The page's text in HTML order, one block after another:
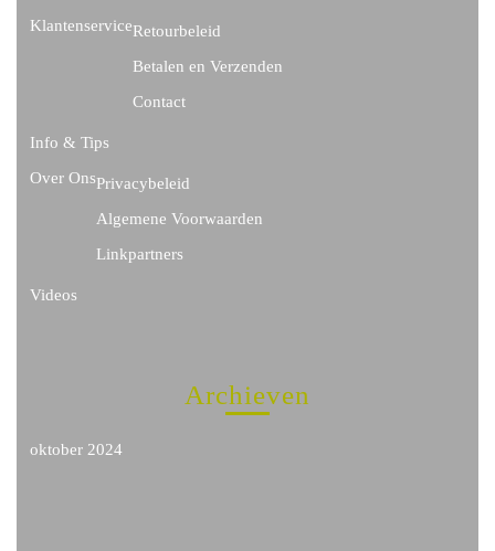
KlantenserviceRetourbeleid
Betalen en Verzenden
Contact
Info & Tips
Over OnsPrivacybeleid
Algemene Voorwaarden
Linkpartners
Videos
Archieven
oktober 2024